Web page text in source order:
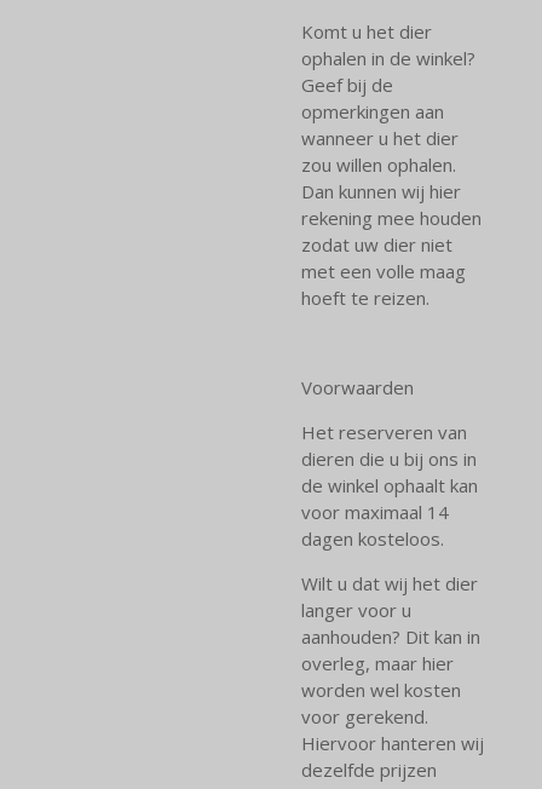
Komt u het dier
ophalen in de winkel?
Geef bij de
opmerkingen aan
wanneer u het dier
zou willen ophalen.
Dan kunnen wij hier
rekening mee houden
zodat uw dier niet
met een volle maag
hoeft te reizen.
Voorwaarden
Het reserveren van
dieren die u bij ons in
de winkel ophaalt kan
voor maximaal 14
dagen kosteloos.
Wilt u dat wij het dier
langer voor u
aanhouden? Dit kan in
overleg, maar hier
worden wel kosten
voor gerekend.
Hiervoor hanteren wij
dezelfde prijzen